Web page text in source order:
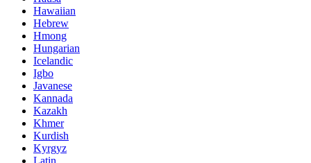
Hawaiian
Hebrew
Hmong
Hungarian
Icelandic
Igbo
Javanese
Kannada
Kazakh
Khmer
Kurdish
Kyrgyz